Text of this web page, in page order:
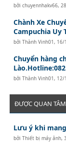
bởichuyennhakv66,
Chành Xe
Campuchia Uy
bởiThành Vinh01 , 16/
Chuyển hàng
bởiThành Vinh01 , 12/
ĐƯỢC QUAN TÂM
Lưu ý khi
bởiThiết bị máy ảnh,